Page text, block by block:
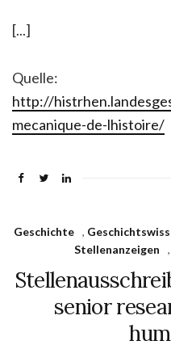
[...]
Quelle:
http://
mecanique-de-lhistoire/
Geschichte ,
Stellenanzeigen
,
senior